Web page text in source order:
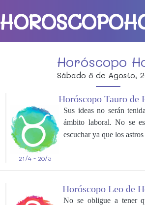
Horóscopo
Sábado 8 de Agosto,
Horóscopo Tauro de
21/4 - 20/5
Sus ideas no serán
ámbito laboral. No se
escuchar ya que los
Horóscopo Leo de
No se obligue a tener